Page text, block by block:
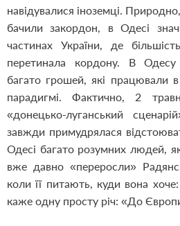
навідувалися іноземці.
бачили закордон, в Одесі
частинах України, де
перетинала кордону. В Одесу
багато грошей, які працювали в
парадигмі. Фактично, 2
«донецько-луганський
завжди примудрялася
Одесі багато розумних людей,
вже давно «переросли»
коли її питають, куди вона
каже одну просту річ: «До